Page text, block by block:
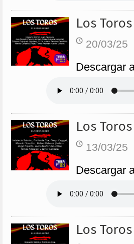
Los
20/03/25
Descargar
Los
13/03/25
Descargar
Los